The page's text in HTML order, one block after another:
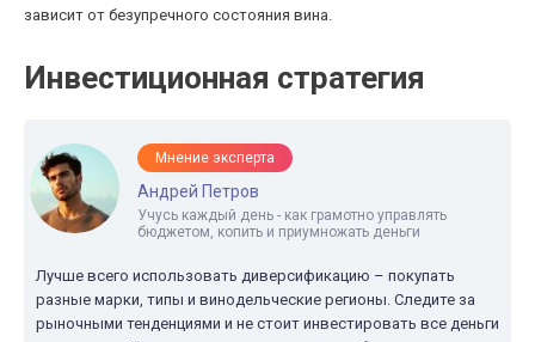
зависит от безупречного состояния вина.
Инвестиционная стратегия
Мнение эксперта
Андрей Петров
Учусь каждый день - как грамотно управлять
бюджетом, копить и приумножать деньги
Лучше всего использовать диверсификацию – покупать
разные марки, типы и винодельческие регионы. Следите за
рыночными тенденциями и не стоит инвестировать все деньги